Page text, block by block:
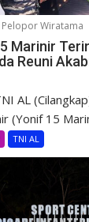
Pelopor Wiratama
Marinir
Reuni
AL
(Yonif 15
TNI AL